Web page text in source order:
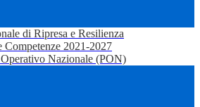
di Ripresa e Resilienza
Competenze 2021-2027
Nazionale (PON)